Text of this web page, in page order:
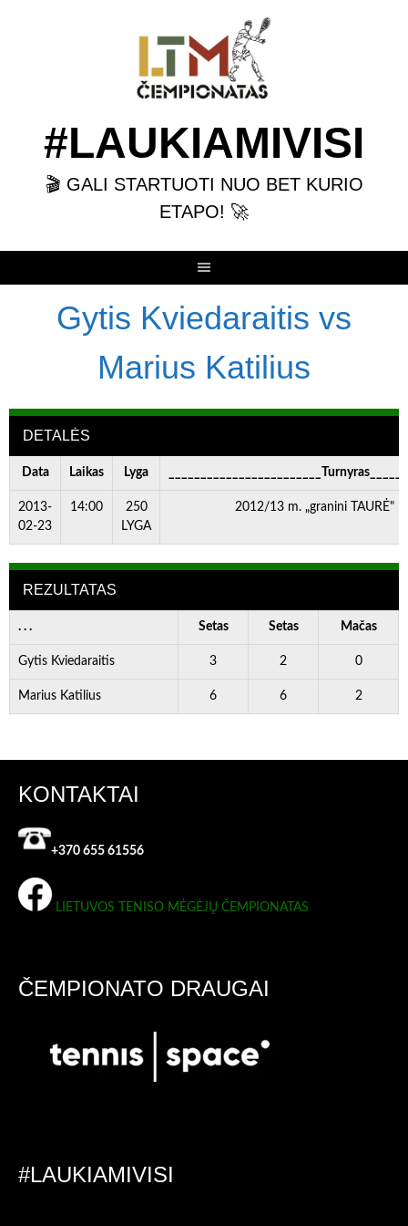
#LAUKIAMIVISI
🎬 GALI STARTUOTI NUO BET KURIO
ETAPO! 🚀
Gytis Kviedaraitis vs
Marius Katilius
DETALĖS
Data Laikas Lyga
2013-
02-23
14:00
250
LYGA
2012/13 m. „granini TAURĖ"
REZULTATAS
. . . Setas Setas Mačas
Gytis Kviedaraitis 3 2 0
Marius Katilius 6 6 2
KONTAKTAI
+370 655 61556
LIETUVOS TENISO MĖGĖJŲ ČEMPIONATAS
ČEMPIONATO DRAUGAI
#LAUKIAMIVISI